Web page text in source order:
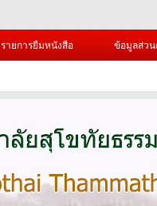
รายการยืมหนังสือ ข้อมูลส่ว